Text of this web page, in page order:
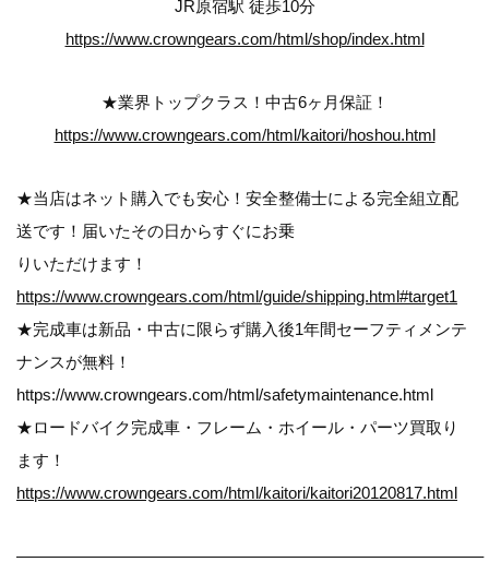
JR原宿駅 徒歩10分
https://www.crowngears.com/html/shop/index.html
★業界トップクラス！中古6ヶ月保証！
https://www.crowngears.com/html/kaitori/hoshou.html
★当店はネット購入でも安心！安全整備士による完全組立配
送です！届いたその日からすぐにお乗
りいただけます！
https://www.crowngears.com/html/guide/shipping.html#target1
★完成車は新品・中古に限らず購入後1年間セーフティメンテ
ナンスが無料！
https://www.crowngears.com/html/safetymaintenance.html
★ロードバイク完成車・フレーム・ホイール・パーツ買取り
ます！
https://www.crowngears.com/html/kaitori/kaitori20120817.html
————————————————————————————–